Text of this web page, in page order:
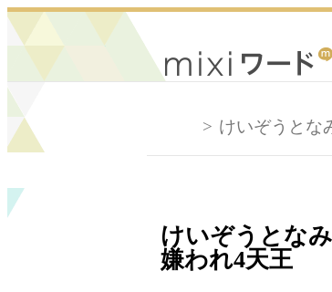
けいぞうとな
けいぞうとな
嫌われ4天王